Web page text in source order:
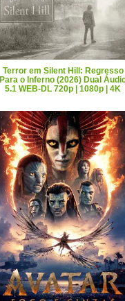
Terror em Silent Hill: Regresso
Para o Inferno (2026) Dual
5.1 WEB-DL 720p | 1080p | 4K